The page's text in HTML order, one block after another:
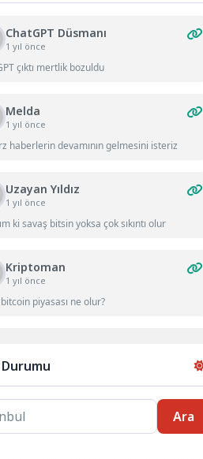
ChatGPT Düsmanı
1 yıl önce
çıktı mertlik bozuldu
Melda
1 yıl önce
haberlerin devamının gelmesini isteriz
Uzayan Yıldız
1 yıl önce
ki savaş bitsin yoksa çok sıkıntı olur
Kriptoman
1 yıl önce
piyasası ne olur?
Ara